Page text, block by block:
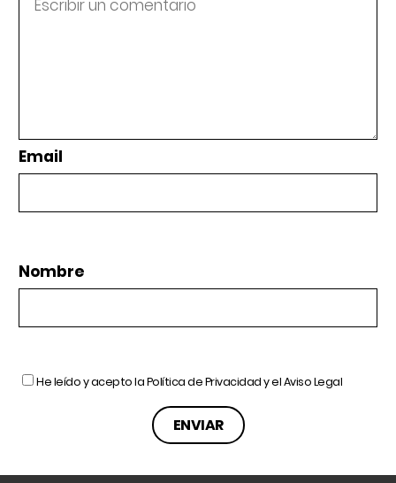
Email
Nombre
He leído y acepto laPolítica de Privacidady elAviso Legal